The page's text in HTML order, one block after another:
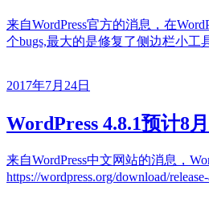
来自WordPress官方的消息，在
个bugs,最大的是修复了侧边栏小工
2017年7月24日
WordPress 4.8.1预计8
来自WordPress中文网站的消息，
https://wordpress.org/download/